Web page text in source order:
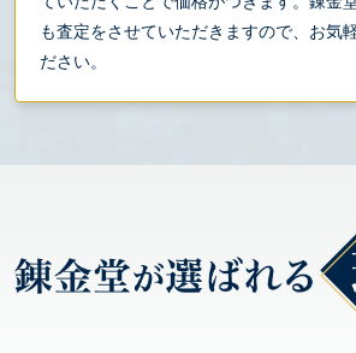
も査定をさせていただきますので、お気
ださい。